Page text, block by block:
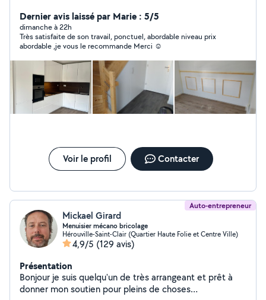
peinture/électricité.
Dernier avis laissé par Marie : 5/5
dimanche à 22h
Très satisfaite de son travail, ponctuel, abordable niveau prix
abordable ,je vous le recommande Merci ☺️
Voir le profil Contacter
Auto-entrepreneur
Mickael Girard
Menuisier mécano bricolage
Hérouville-Saint-Clair (Quartier Haute Folie et Centre Ville)
4,9/5 (129 avis)
Présentation
Bonjour je suis quelqu'un de très arrangeant et prêt à
donner mon soutien pour pleins de choses